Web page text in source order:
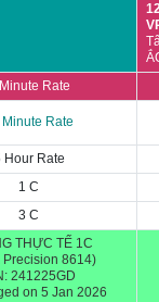
Rate
Minute Rate
Hour Rate
1 C
3 C
THỰC TẾ 1C
Precision 8614)
241225GD
on 5 Jan 2026